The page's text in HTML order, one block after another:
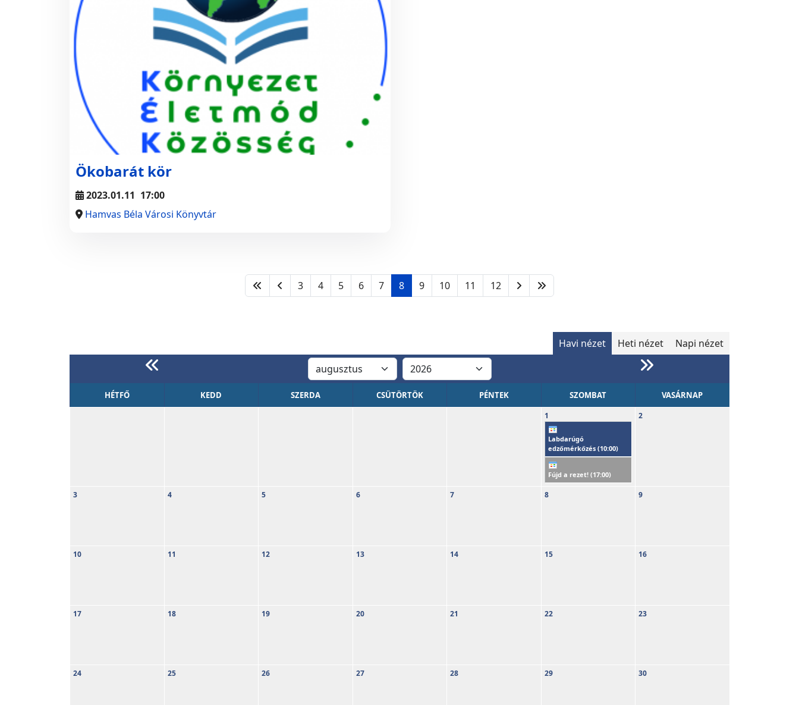
Ökobarát kör
2023.01.11 17:00
Hamvas Béla Városi Könyvtár
3 4 5 6 7 8 9 10 11 12
Havi nézet Heti nézet Napi nézet
HÉTFŐ KEDD SZERDA CSÜTÖRTÖK PÉNTEK SZOMBAT VASÁRNAP
1
Labdarúgó
edzőmérkőzés (10:00)
Fújd a rezet! (17:00)
2
3 4 5 6 7 8 9
10 11 12 13 14 15 16
17 18 19 20 21 22 23
24 25 26 27 28 29 30